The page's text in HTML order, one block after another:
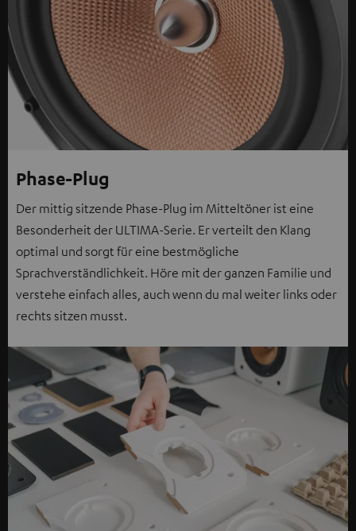
Phase-Plug
Der mittig sitzende Phase-Plug im Mitteltöner ist eine
Besonderheit der ULTIMA-Serie. Er verteilt den Klang
optimal und sorgt für eine bestmögliche
Sprachverständlichkeit. Höre mit der ganzen Familie und
verstehe einfach alles, auch wenn du mal weiter links oder
rechts sitzen musst.